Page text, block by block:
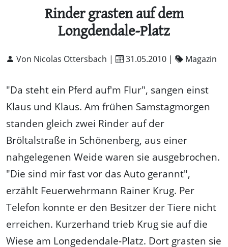
Rinder grasten auf dem
Longdendale-Platz
Von Nicolas Ottersbach | 31.05.2010 | Magazin
"Da steht ein Pferd auf'm Flur", sangen einst
Klaus und Klaus. Am frühen Samstagmorgen
standen gleich zwei Rinder auf der
Bröltalstraße in Schönenberg, aus einer
nahgelegenen Weide waren sie ausgebrochen.
"Die sind mir fast vor das Auto gerannt",
erzählt Feuerwehrmann Rainer Krug. Per
Telefon konnte er den Besitzer der Tiere nicht
erreichen. Kurzerhand trieb Krug sie auf die
Wiese am Longedendale-Platz. Dort grasten sie